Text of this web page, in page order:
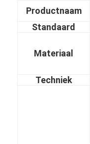
Productnaam
Standaard
Materiaal
Techniek